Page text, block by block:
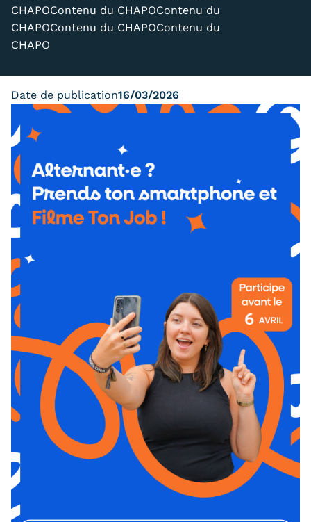
Quoi de neuf au Cnam BFC?
Actualités
Revue de presse
Contacts services
Formulaire de contact
Formations
Trouver votre formation
OFFRE NATIONALE
Catalogue national
Équivalences, passerelles et
suites de parcours
Modalités d'enseignement
Formation en présentiel
Enseignement à distance
CHAPOContenu du CHAPOContenu du
CHAPOContenu du CHAPOContenu du
CHAPO
Date de publication16/03/2026